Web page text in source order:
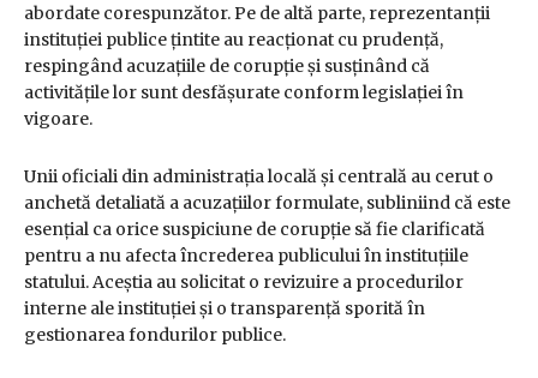
abordate corespunzător. Pe de altă parte, reprezentanții
instituției publice țintite au reacționat cu prudență,
respingând acuzațiile de corupție și susținând că
activitățile lor sunt desfășurate conform legislației în
vigoare.
Unii oficiali din administrația locală și centrală au cerut o
anchetă detaliată a acuzațiilor formulate, subliniind că este
esențial ca orice suspiciune de corupție să fie clarificată
pentru a nu afecta încrederea publicului în instituțiile
statului. Aceștia au solicitat o revizuire a procedurilor
interne ale instituției și o transparență sporită în
gestionarea fondurilor publice.